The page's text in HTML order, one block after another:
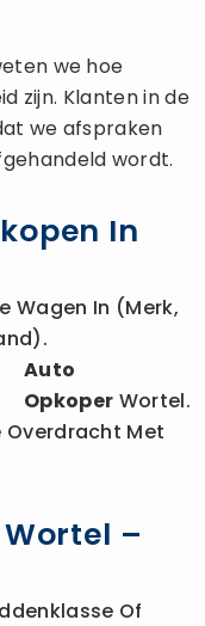
we hoe
zijn. Klanten in de
we afspraken
wordt.
In
Wagen In (merk,
Auto
Opkoper Wortel.
Overdracht Met
–
Of